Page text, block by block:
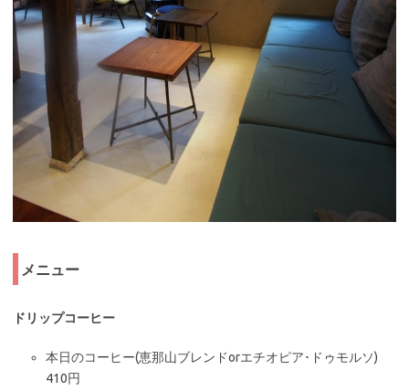
メニュー
ドリップコーヒー
本日のコーヒー(恵那山ブレンドorエチオピア･ドゥモルソ)
410円